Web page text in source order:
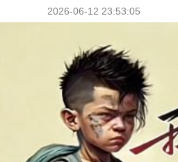
2026-06-12 23:53:05